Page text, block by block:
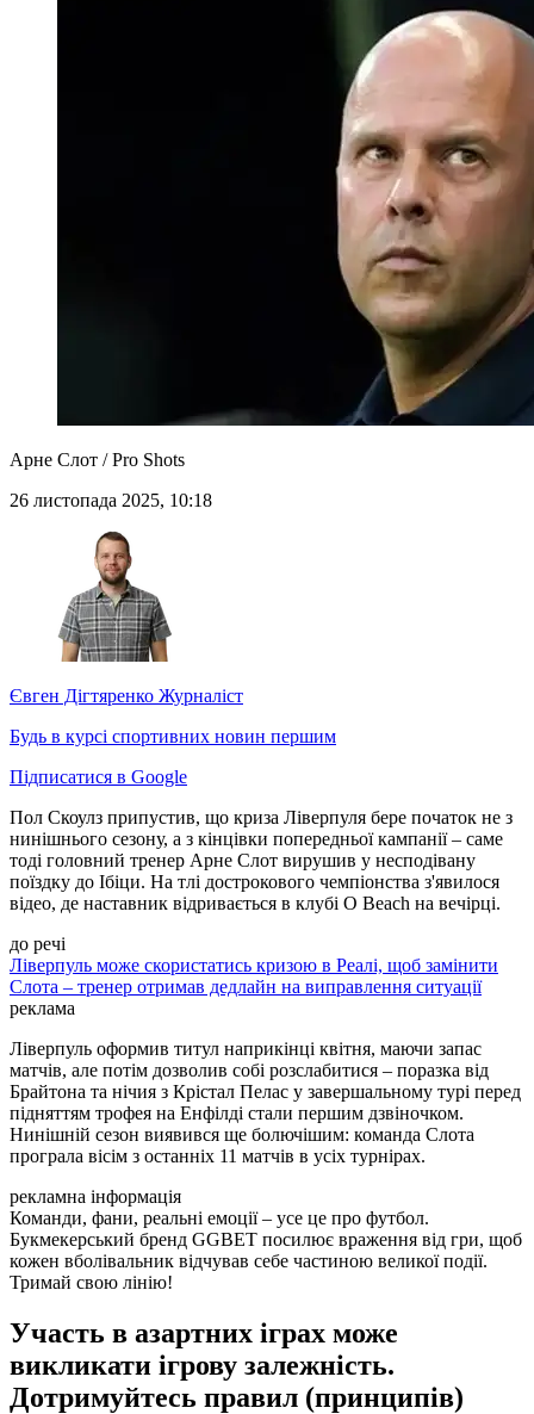
Арне Слот / Pro Shots
26 листопада 2025, 10:18
Євген Дігтяренко Журналіст
Будь в курсі спортивних новин першим
Підписатися в Google
Пол Скоулз припустив, що криза Ліверпуля бере початок не з
нинішнього сезону, а з кінцівки попередньої кампанії – саме
тоді головний тренер Арне Слот вирушив у несподівану
поїздку до Ібіци. На тлі дострокового чемпіонства з'явилося
відео, де наставник відривається в клубі O Beach на вечірці.
до речі
Ліверпуль може скористатись кризою в Реалі, щоб замінити
Слота – тренер отримав дедлайн на виправлення ситуації
реклама
Ліверпуль оформив титул наприкінці квітня, маючи запас
матчів, але потім дозволив собі розслабитися – поразка від
Брайтона та нічия з Крістал Пелас у завершальному турі перед
підняттям трофея на Енфілді стали першим дзвіночком.
Нинішній сезон виявився ще болючішим: команда Слота
програла вісім з останніх 11 матчів в усіх турнірах.
рекламна інформація
Команди, фани, реальні емоції – усе це про футбол.
Букмекерський бренд GGBET посилює враження від гри, щоб
кожен вболівальник відчував себе частиною великої події.
Тримай свою лінію!
Участь в азартних іграх може
викликати ігрову залежність.
Дотримуйтесь правил (принципів)